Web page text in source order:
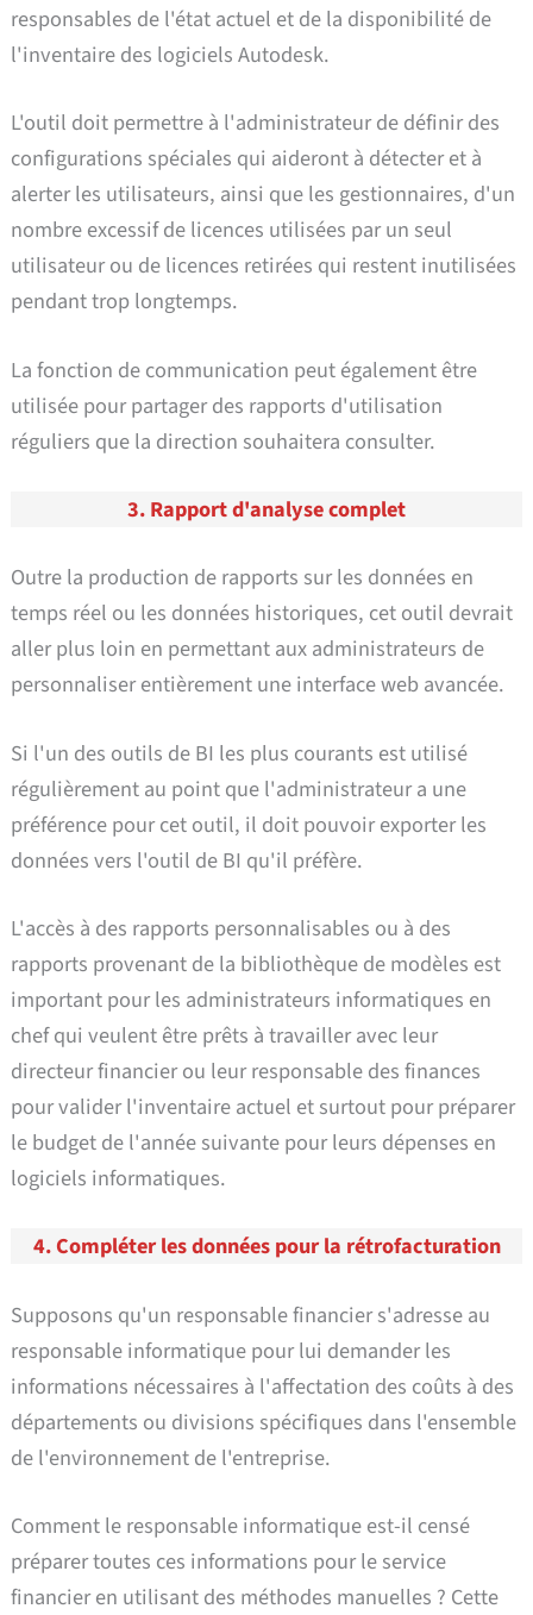
responsables de l'état actuel et de la disponibilité de
l'inventaire des logiciels Autodesk.
L'outil doit permettre à l'administrateur de définir des
configurations spéciales qui aideront à détecter et à
alerter les utilisateurs, ainsi que les gestionnaires, d'un
nombre excessif de licences utilisées par un seul
utilisateur ou de licences retirées qui restent inutilisées
pendant trop longtemps.
La fonction de communication peut également être
utilisée pour partager des rapports d'utilisation
réguliers que la direction souhaitera consulter.
3. Rapport d'analyse complet
Outre la production de rapports sur les données en
temps réel ou les données historiques, cet outil devrait
aller plus loin en permettant aux administrateurs de
personnaliser entièrement une interface web avancée.
Si l'un des outils de BI les plus courants est utilisé
régulièrement au point que l'administrateur a une
préférence pour cet outil, il doit pouvoir exporter les
données vers l'outil de BI qu'il préfère.
L'accès à des rapports personnalisables ou à des
rapports provenant de la bibliothèque de modèles est
important pour les administrateurs informatiques en
chef qui veulent être prêts à travailler avec leur
directeur financier ou leur responsable des finances
pour valider l'inventaire actuel et surtout pour préparer
le budget de l'année suivante pour leurs dépenses en
logiciels informatiques.
4. Compléter les données pour la rétrofacturation
Supposons qu'un responsable financier s'adresse au
responsable informatique pour lui demander les
informations nécessaires à l'affectation des coûts à des
départements ou divisions spécifiques dans l'ensemble
de l'environnement de l'entreprise.
Comment le responsable informatique est-il censé
préparer toutes ces informations pour le service
financier en utilisant des méthodes manuelles ? Cette